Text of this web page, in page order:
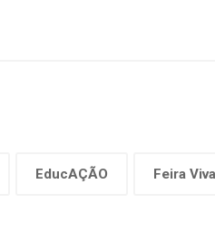
EducAÇÃO Feira Viva